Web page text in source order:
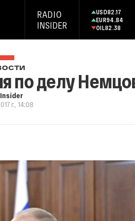
RADIO
INSIDER
USD82.17
EUR94.84
OIL82.38
по делу
г., 14:08